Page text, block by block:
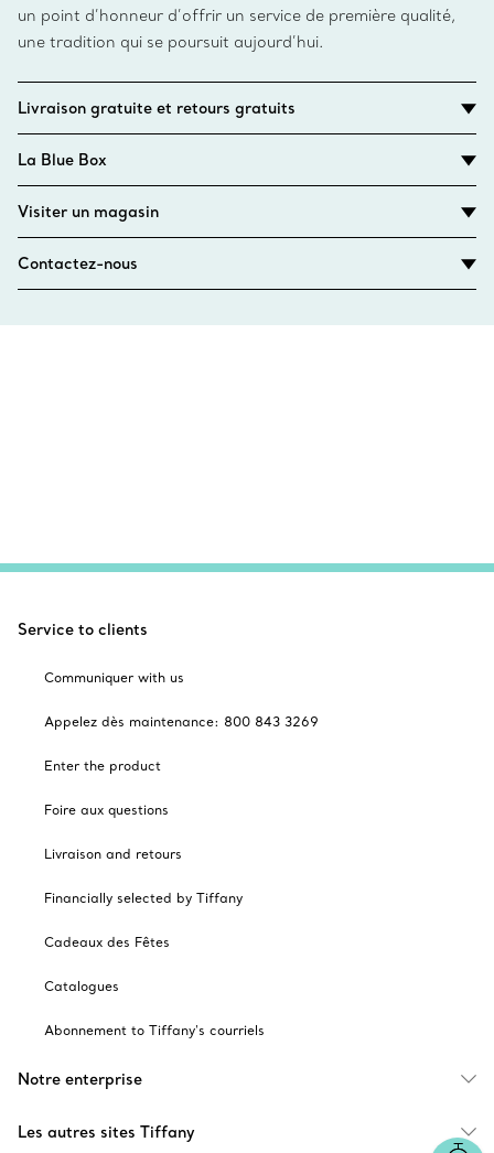
un point d’honneur d’offrir un service de première qualité,
une tradition qui se poursuit aujourd’hui.
Livraison gratuite et retours gratuits
La Blue Box
Visiter un magasin
Contactez-nous
Service to clients
Communiquer with us
Appelez dès maintenance: 800 843 3269
Enter the product
Foire aux questions
Livraison and retours
Financially selected by Tiffany
Cadeaux des Fêtes
Catalogues
Abonnement to Tiffany's courriels
Notre enterprise
Les autres sites Tiffany